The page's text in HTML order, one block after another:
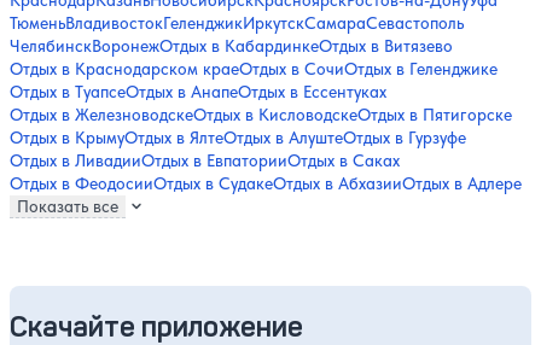
ТюменьВладивостокГеленджикИркутскСамараСевастополь
ЧелябинскВоронежОтдых в КабардинкеОтдых в Витязево
Отдых в Краснодарском краеОтдых в СочиОтдых в Геленджике
Отдых в ТуапсеОтдых в АнапеОтдых в Ессентуках
Отдых в ЖелезноводскеОтдых в КисловодскеОтдых в Пятигорске
Отдых в КрымуОтдых в ЯлтеОтдых в АлуштеОтдых в Гурзуфе
Отдых в ЛивадииОтдых в ЕвпаторииОтдых в Саках
Отдых в ФеодосииОтдых в СудакеОтдых в АбхазииОтдых в Адлере
Показать все
Скачайте приложение